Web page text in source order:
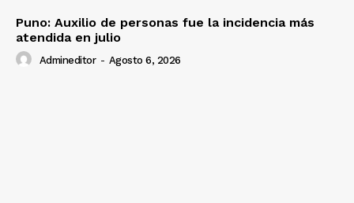
Puno: Auxilio de personas fue la incidencia más
atendida en julio
Admineditor - Agosto 6, 2026